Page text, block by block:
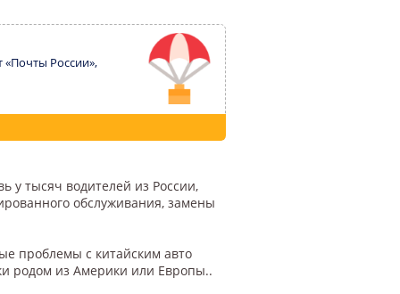
«Почты России»,
у тысяч водителей из России,
обслуживания, замены
проблемы с китайским авто
родом из Америки или Европы..